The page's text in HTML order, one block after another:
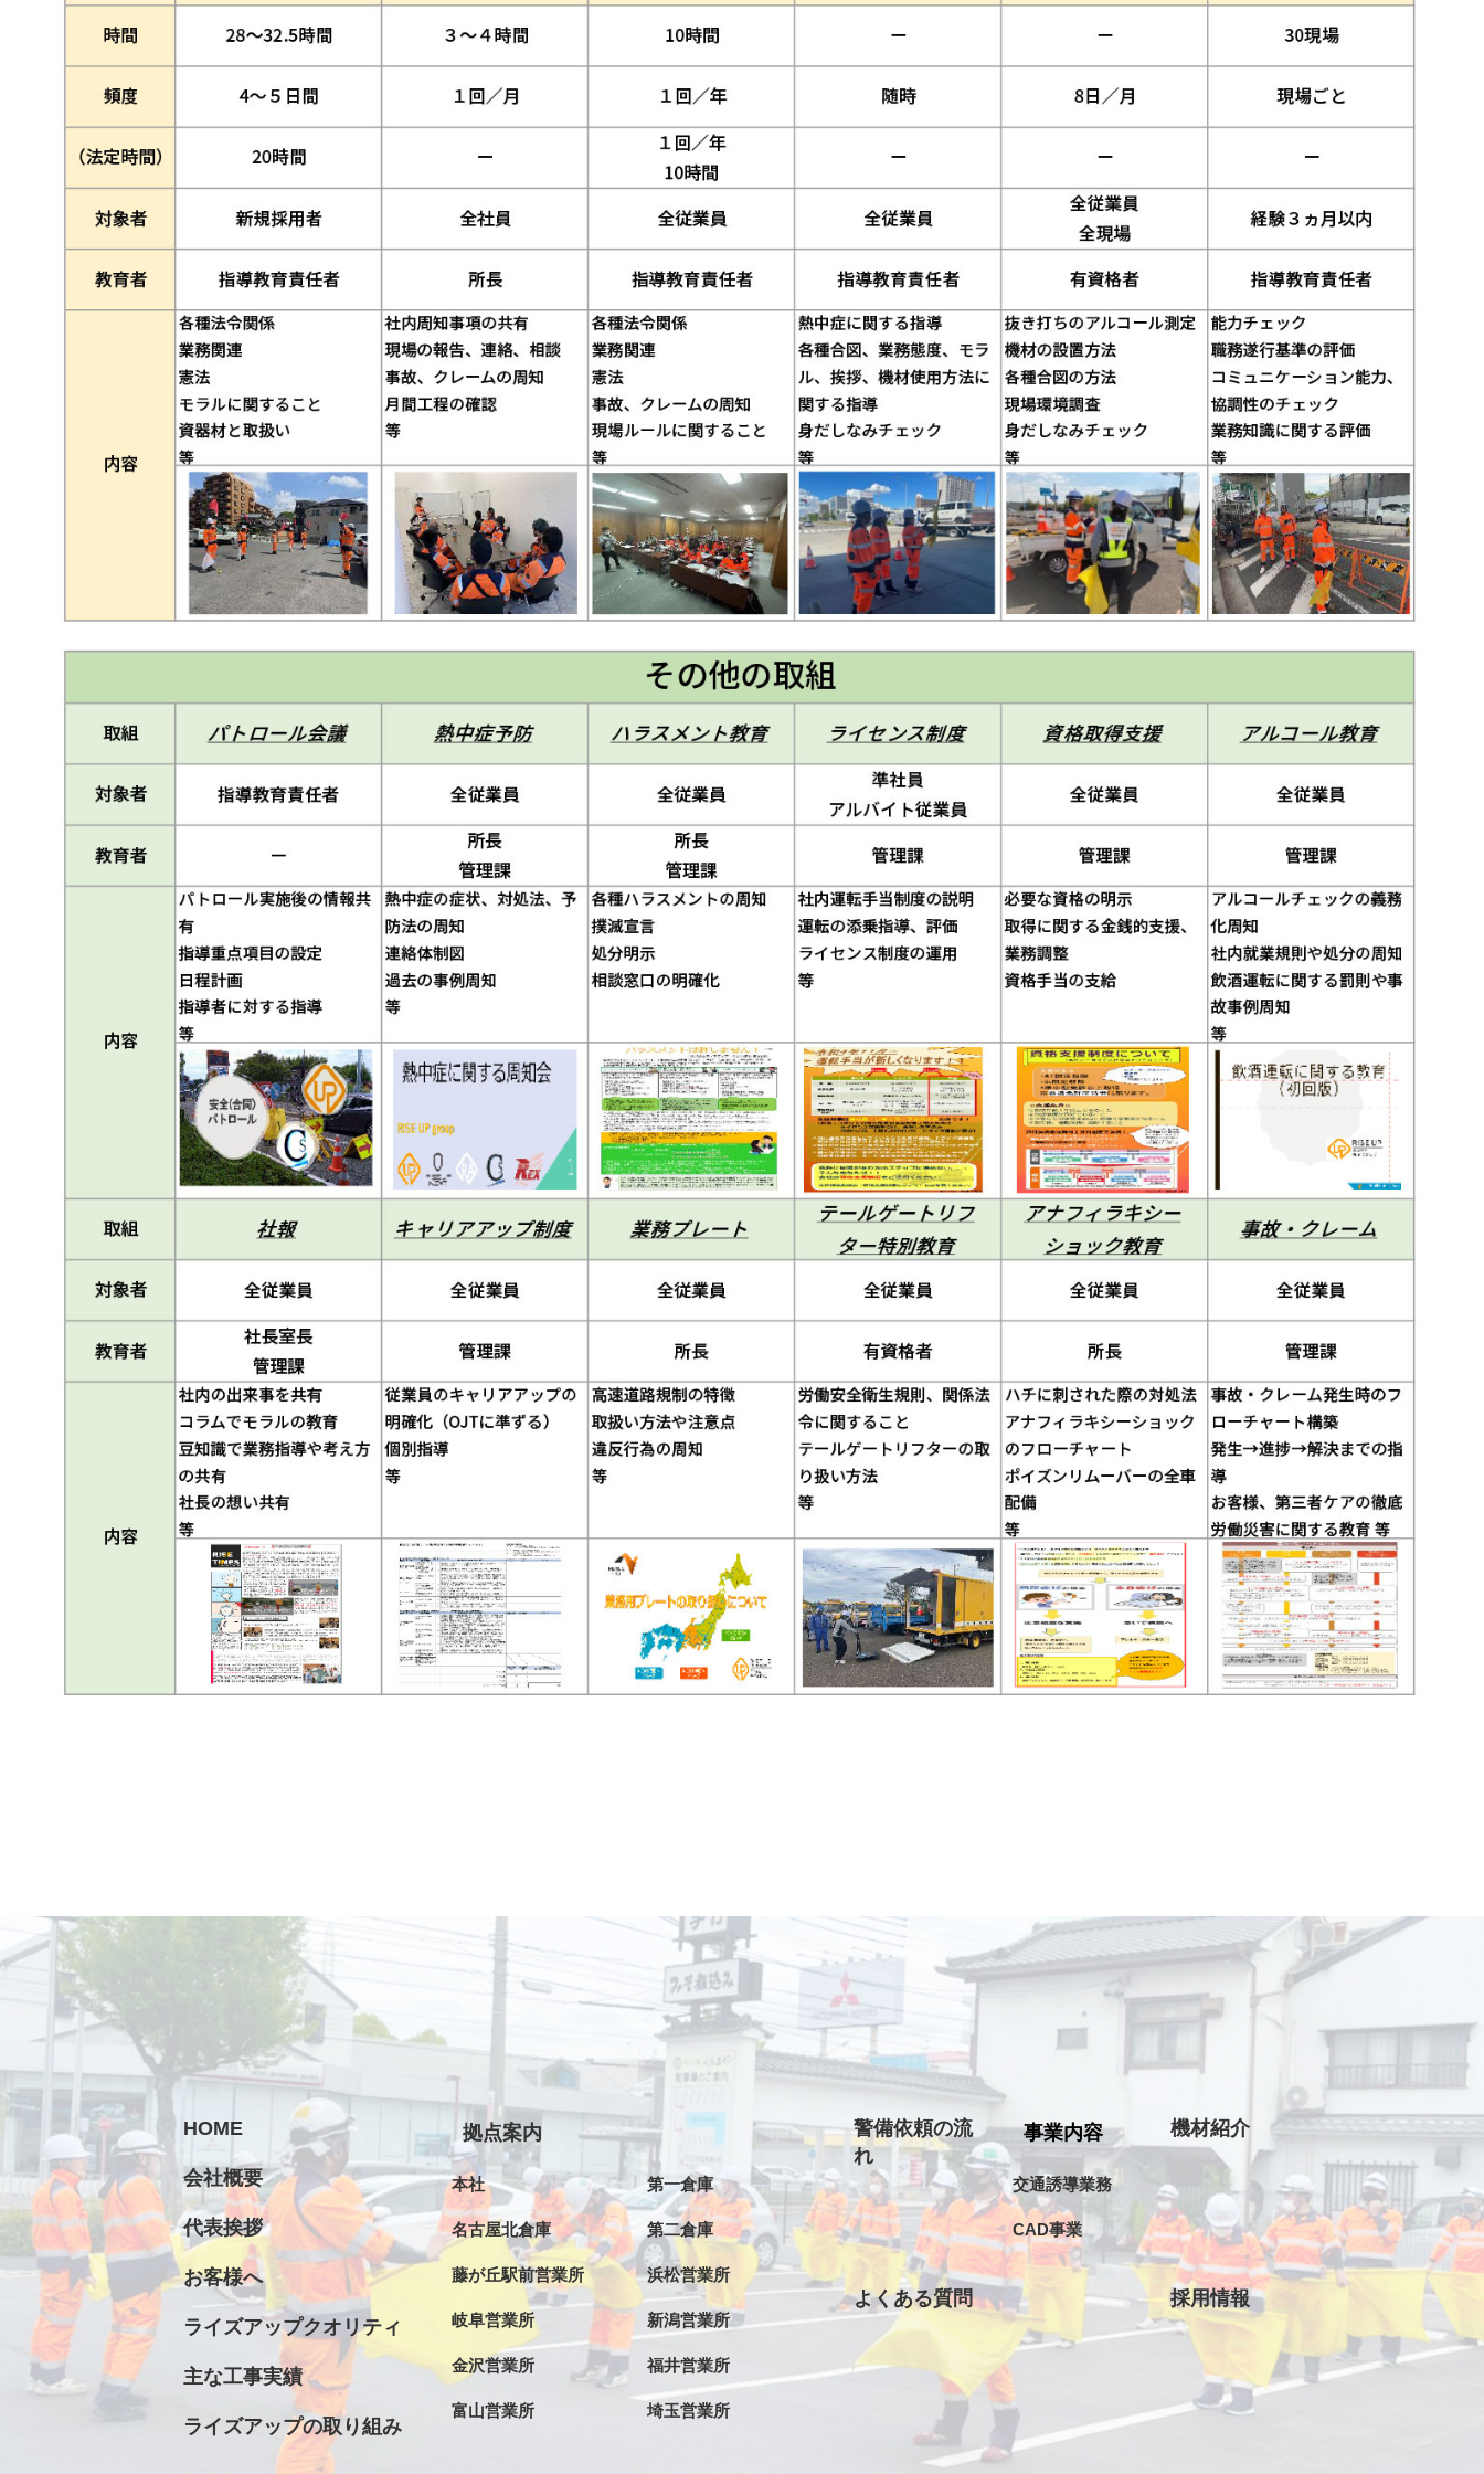
HOME
会社概要
代表挨拶
お客様へ
ライズアップクオリティ
主な工事実績
ライズアップの取り組み
拠点案内
本社 第一倉庫
名古屋北倉庫 第二倉庫
藤が丘駅前営業所 浜松営業所
岐阜営業所 新潟営業所
金沢営業所 福井営業所
富山営業所 埼玉営業所
警備依頼の流
れ
事業内容
交通誘導業務
CAD事業
機材紹介
よくある質問 採用情報